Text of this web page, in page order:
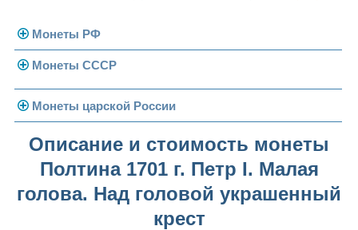
Монеты РФ
Современная Россия
Монеты 1991-1993 гг.
Монеты СССР
Погодовка СССР
Монеты 1958 года
Золотые червонцы
Памятные и юбилейные
Монеты царской России
Николай II (1894-1917)
Золото
Серебро
Александр III (1881-1894)
Золото
Александр II (1855-1881)
Описание и стоимость монеты
Полтина 1701 г. Петр I. Малая
голова. Над головой украшенный
крест